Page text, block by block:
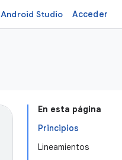
Android Studio Acceder
En esta página
Principios
Lineamientos